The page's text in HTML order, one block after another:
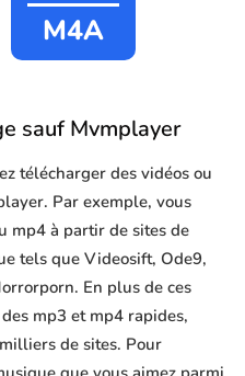
M4A
sauf Mvmplayer
télécharger des vidéos ou
Par exemple, vous
mp4 à partir de sites de
tels que Videosift, Ode9,
En plus de ces
mp3 et mp4 rapides,
de sites. Pour